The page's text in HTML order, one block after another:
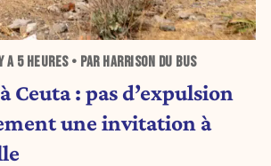
A5 HEURES• PAR HARRISON DU BUS
Ceuta : pas d’expulsion
une invitation à